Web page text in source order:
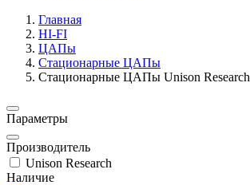
Главная
HI-FI
ЦАПы
Стационарные ЦАПы
Стационарные ЦАПы Unison Research
Параметры
Производитель
Unison Research
Наличие